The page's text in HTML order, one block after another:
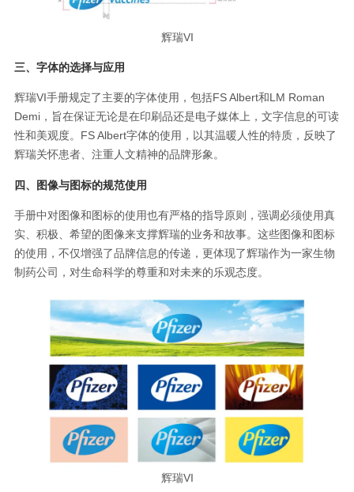
辉瑞VI
三、字体的选择与应用
辉瑞VI手册规定了主要的字体使用，包括FS Albert和LM Roman
Demi，旨在保证无论是在印刷品还是电子媒体上，文字信息的可读
性和美观度。FS Albert字体的使用，以其温暖人性的特质，反映了
辉瑞关怀患者、注重人文精神的品牌形象。
四、图像与图标的规范使用
手册中对图像和图标的使用也有严格的指导原则，强调必须使用真
实、积极、希望的图像来支撑辉瑞的业务和故事。这些图像和图标
的使用，不仅增强了品牌信息的传递，更体现了辉瑞作为一家生物
制药公司，对生命科学的尊重和对未来的乐观态度。
辉瑞VI